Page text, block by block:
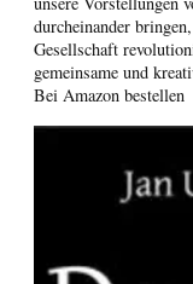
durcheinander
Gesellschaft
gemeinsame und
Bei Amazon bestellen